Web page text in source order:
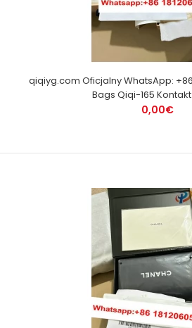
qiqiyg.com Oficjalny WhatsApp:
Bags Qiqi-165
0,00€